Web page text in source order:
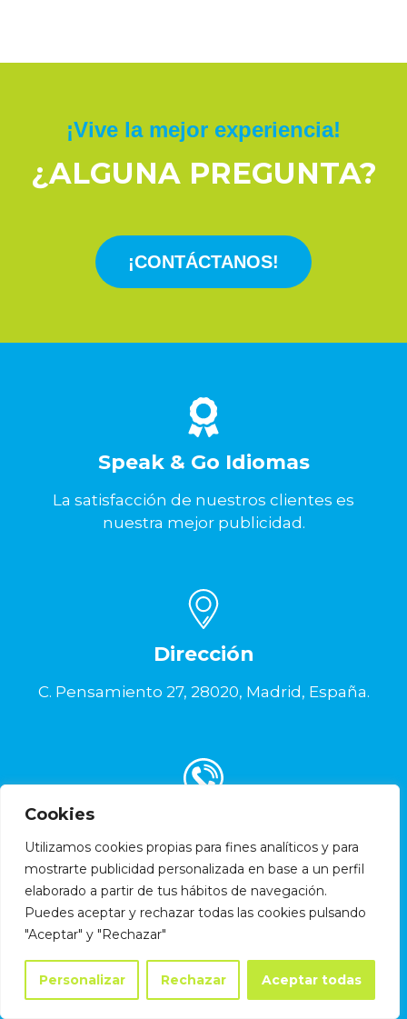
Cookies
Utilizamos cookies propias para fines analíticos y para
mostrarte publicidad personalizada en base a un perfil
elaborado a partir de tus hábitos de navegación.
Puedes aceptar y rechazar todas las cookies pulsando
"Aceptar" y "Rechazar"
Personalizar Rechazar Aceptar todas
¡Vive la mejor experiencia!
¿ALGUNA PREGUNTA?
¡CONTÁCTANOS!
Speak & Go Idiomas
La satisfacción de nuestros clientes es
nuestra mejor publicidad.
Dirección
C. Pensamiento 27, 28020, Madrid, España.
L-V: 09:00 - 20:00
+34 629 638 240
info@speakandgoidiomas.com
F.A.Q. Condiciones Generales